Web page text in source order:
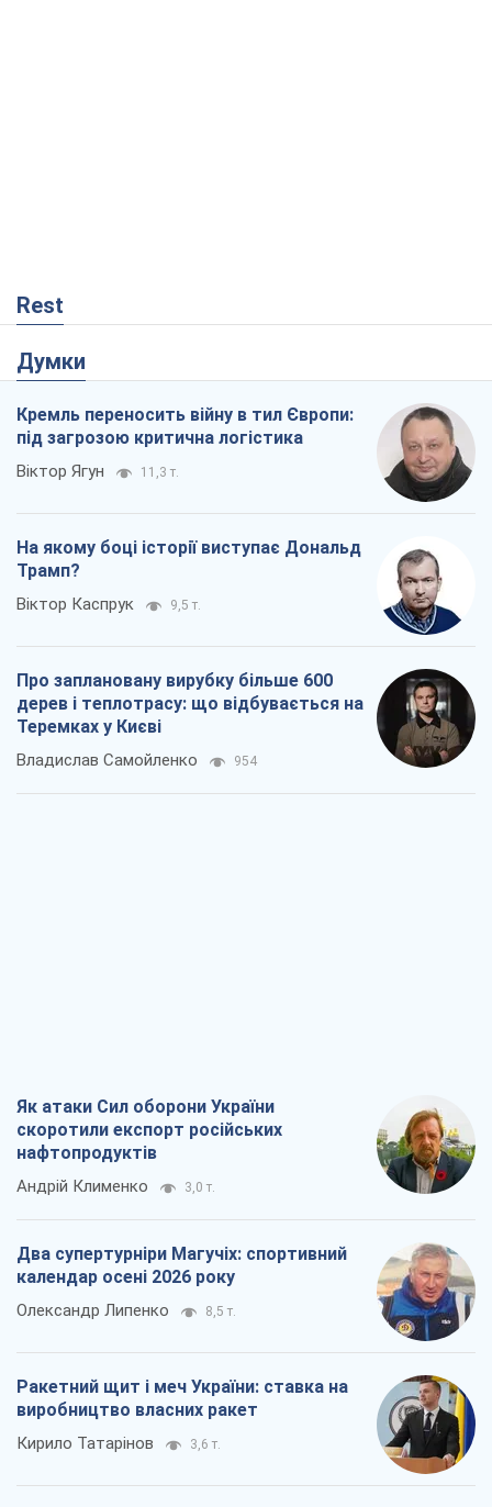
Rest
Думки
Кремль переносить війну в тил Європи:
під загрозою критична логістика
Віктор Ягун 11,3 т.
На якому боці історії виступає Дональд
Трамп?
Віктор Каспрук 9,5 т.
Про заплановану вирубку більше 600
дерев і теплотрасу: що відбувається на
Теремках у Києві
Владислав Самойленко 954
Як атаки Сил оборони України
скоротили експорт російських
нафтопродуктів
Андрій Клименко 3,0 т.
Два супертурніри Магучіх: спортивний
календар осені 2026 року
Олександр Липенко 8,5 т.
Ракетний щит і меч України: ставка на
виробництво власних ракет
Кирило Татарінов 3,6 т.